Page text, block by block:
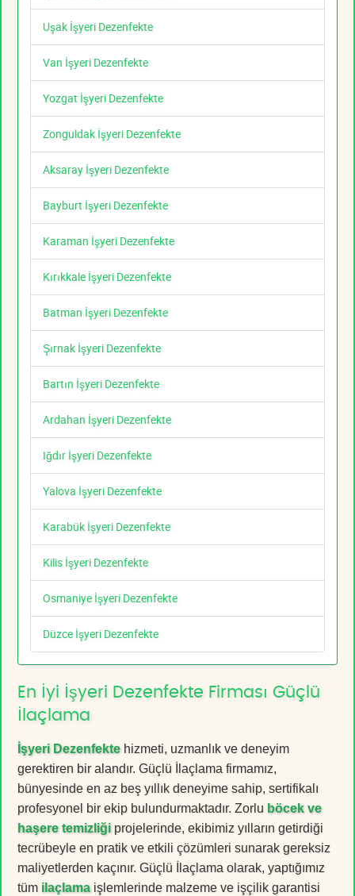
Uşak İşyeri Dezenfekte
Van İşyeri Dezenfekte
Yozgat İşyeri Dezenfekte
Zonguldak İşyeri Dezenfekte
Aksaray İşyeri Dezenfekte
Bayburt İşyeri Dezenfekte
Karaman İşyeri Dezenfekte
Kırıkkale İşyeri Dezenfekte
Batman İşyeri Dezenfekte
Şırnak İşyeri Dezenfekte
Bartın İşyeri Dezenfekte
Ardahan İşyeri Dezenfekte
Iğdır İşyeri Dezenfekte
Yalova İşyeri Dezenfekte
Karabük İşyeri Dezenfekte
Kilis İşyeri Dezenfekte
Osmaniye İşyeri Dezenfekte
Düzce İşyeri Dezenfekte
En İyi İşyeri Dezenfekte Firması Güçlü
İlaçlama
İşyeri Dezenfektehizmeti, uzmanlık ve deneyim
gerektiren bir alandır. Güçlü İlaçlama firmamız,
bünyesinde en az beş yıllık deneyime sahip, sertifikalı
profesyonel bir ekip bulundurmaktadır. Zorlu böcek ve
haşere temizliği projelerinde, ekibimiz yılların getirdiği
tecrübeyle en pratik ve etkili çözümleri sunarak gereksiz
maliyetlerden kaçınır. Güçlü İlaçlama olarak, yaptığımız
tüm ilaçlamaişlemlerinde malzeme ve işçilik garantisi